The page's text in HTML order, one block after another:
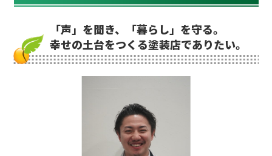
「声」を聞き、「暮らし」を守る。
幸せの土台をつくる塗装店でありたい。